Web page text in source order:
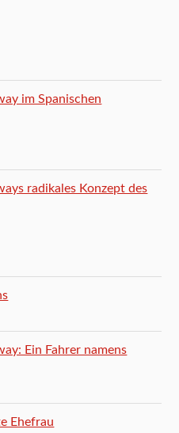
im Spanischen
radikales Konzept des
Ein Fahrer namens
Ehefrau